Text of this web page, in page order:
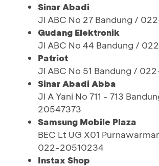
Sinar Abadi
Jl ABC No 27 Bandung /
Gudang Elektronik
Jl ABC No 44 Bandung /
Patriot
Jl ABC No 51 Bandung /
Sinar Abadi Abba
Jl A Yani No 711 - 713
20547373
Samsung Mobile Plaza
BEC Lt UG X01
022-20510234
Instax Shop